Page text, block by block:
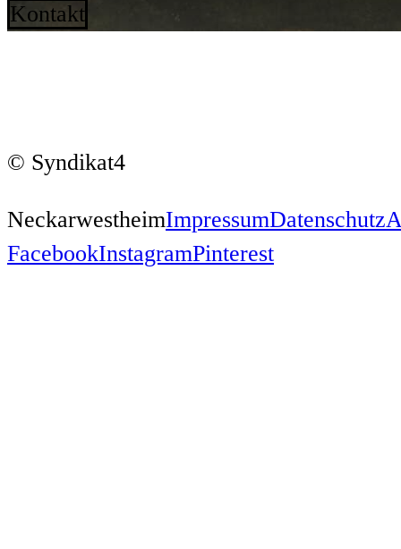
Kontakt
© Syndikat4
NeckarwestheimImpressumDatenschutz
FacebookInstagramPinterest